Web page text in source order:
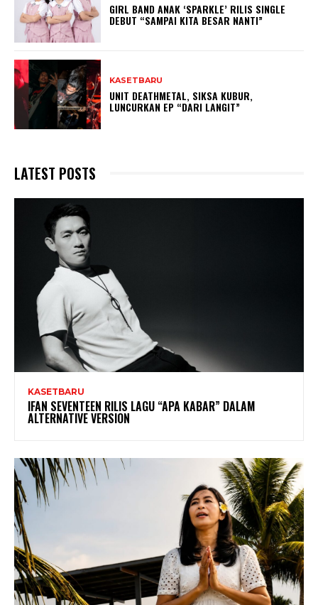
GIRL BAND ANAK ‘SPARKLE’ RILIS SINGLE
DEBUT “SAMPAI KITA BESAR NANTI”
KASETBARU
UNIT DEATHMETAL, SIKSA KUBUR,
LUNCURKAN EP “DARI LANGIT”
LATEST POSTS
KASETBARU
IFAN SEVENTEEN RILIS LAGU “APA KABAR” DALAM
ALTERNATIVE VERSION